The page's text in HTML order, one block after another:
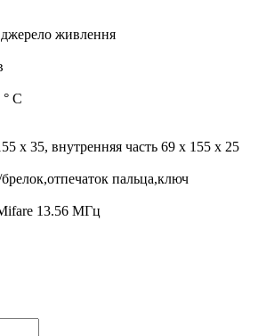
живлення
C
х 35, внутренняя часть 69 х 155 х 25
брелок,отпечаток пальца,ключ
13.56 МГц